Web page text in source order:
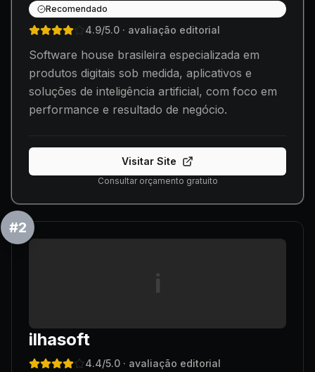
Recomendado
4.9/5.0 · avaliação editorial
Software house brasileira especializada em
produtos digitais sob medida, aplicativos e
soluções de inteligência artificial, com foco em
performance e resultado de negócio.
Visitar Site
Consultar orçamento gratuito
#2
i
ilhasoft
4.4/5.0 · avaliação editorial